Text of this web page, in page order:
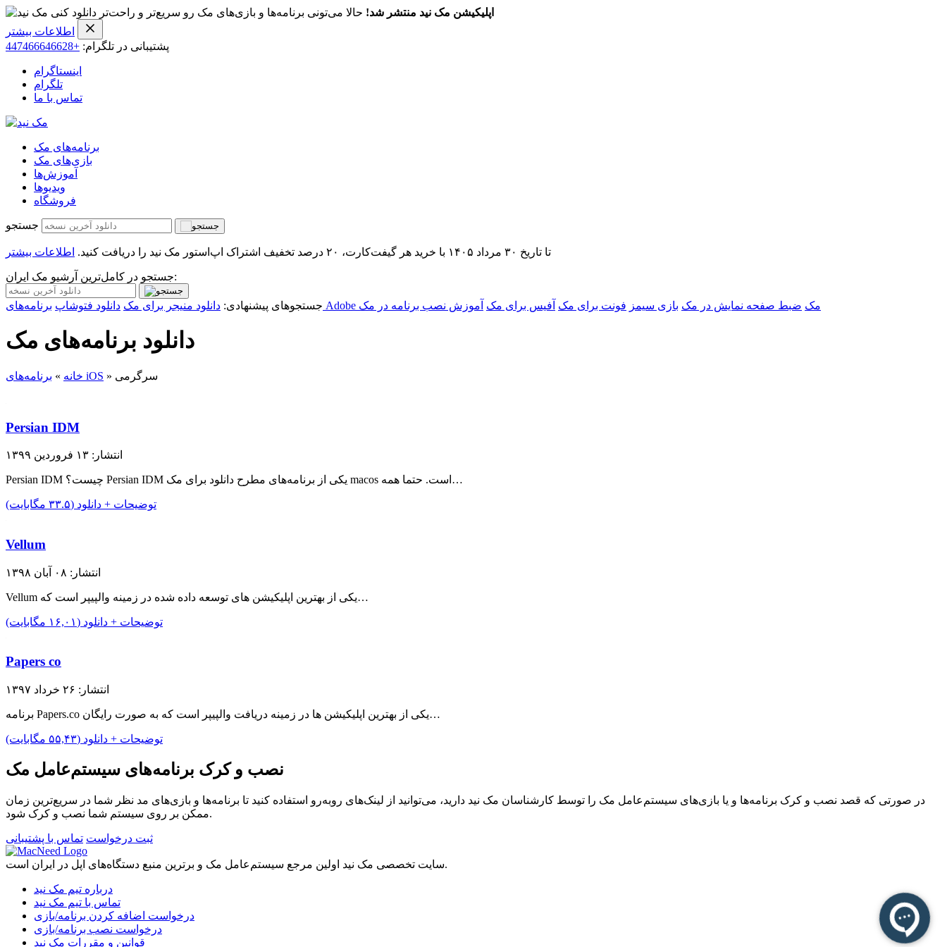
اپلیکیشن مک نید منتشر شد! حالا می‌تونی برنامه‌ها و بازی‌های مک رو سریع‌تر و راحت‌تر دانلود کنی
اطلاعات بیشتر
پشتیبانی در تلگرام: +447466646628
اینستاگرام
تلگرام
تماس با ما
برنامه‌های مک
بازی‌های مک
آموزش‌ها
ویدیو‌ها
فروشگاه
جستجو
تا تاریخ ۳۰ مرداد ۱۴۰۵ با خرید هر گیفت‌کارت، ۲۰ درصد تخفیف اشتراک اپ‌استور مک نید را دریافت کنید. اطلاعات بیشتر
جستجو در کامل‌ترین آرشیو مک ایران:
جستجوهای پیشنهادی: دانلود منیجر برای مک دانلود فتوشاپ برنامه‌های Adobe مک ضبط صفحه نمایش در مک بازی سیمز فونت برای مک آفیس برای مک آموزش نصب برنامه در مک
دانلود برنامه‌های مک
خانه » برنامه‌های iOS » سرگرمی
Persian IDM
انتشار: ۱۳ فروردین ۱۳۹۹
Persian IDM چیست؟ Persian IDM یکی از برنامه‌های مطرح دانلود برای مک macos است. حتما همه…
توضیحات + دانلود (۳۳.۵ مگابایت)
Vellum
انتشار: ۰۸ آبان ۱۳۹۸
Vellum یکی از بهترین اپلیکیشن های توسعه داده شده در زمینه والپیپر است که…
توضیحات + دانلود (۱۶,۰۱ مگابایت)
Papers co
انتشار: ۲۶ خرداد ۱۳۹۷
برنامه Papers.co یکی از بهترین اپلیکیشن ها در زمینه دریافت والپیپر است که به صورت رایگان…
توضیحات + دانلود (۵۵,۴۳ مگابایت)
نصب و کرک برنامه‌های سیستم‌عامل مک
در صورتی که قصد نصب و کرک برنامه‌ها و یا بازی‌های سیستم‌عامل مک را توسط کارشناسان مک نید دارید، می‌توانید از لینک‌های رو‌به‌رو استفاده کنید تا برنامه‌ها و بازی‌های مد نظر شما در سریع‌ترین زمان
ممکن بر روی سیستم شما نصب و کرک شود.
ثبت درخواست تماس با پشتیبانی
سایت تخصصی مک نید اولین مرجع سیستم‌عامل مک و برترین منبع دستگاه‌های اپل در ایران است.
درباره تیم مک نید
تماس با تیم مک نید
درخواست اضافه کردن برنامه/بازی
درخواست نصب برنامه/بازی
قوانین و مقررات مک نید